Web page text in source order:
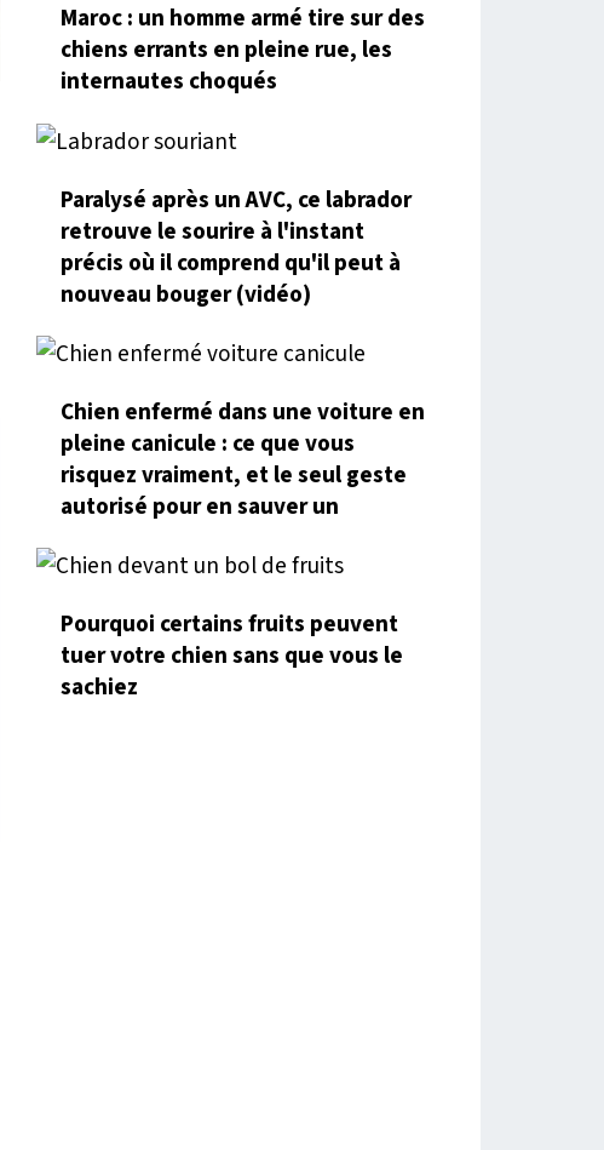
Maroc : un homme armé tire sur des
chiens errants en pleine rue, les
internautes choqués
Paralysé après un AVC, ce labrador
retrouve le sourire à l'instant
précis où il comprend qu'il peut à
nouveau bouger (vidéo)
Chien enfermé dans une voiture en
pleine canicule : ce que vous
risquez vraiment, et le seul geste
autorisé pour en sauver un
Pourquoi certains fruits peuvent
tuer votre chien sans que vous le
sachiez